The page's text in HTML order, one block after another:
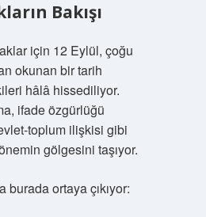
Bakışı
için 12 Eylül, çoğu
okunan bir tarih
hâlâ hissediliyor.
ifade özgürlüğü
toplum ilişkisi gibi
gölgesini taşıyor.
burada ortaya çıkıyor: